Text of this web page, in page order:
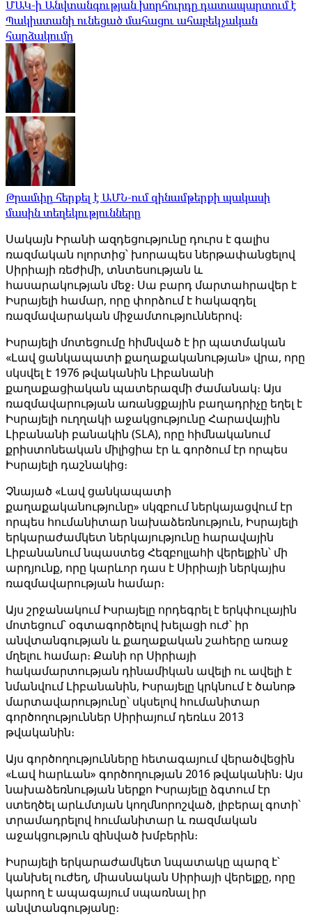
ՄԱԿ-ի Անվտանգության խորհուրդը դատապարտում է
Պակիստանի ունեցած մահացու ահաբեկչական
հարձակումը
Թրամփը հերքել է ԱՄՆ-ում զինամթերքի պակասի
մասին տեղեկությունները
Սակայն Իրանի ազդեցությունը դուրս է գալիս
ռազմական ոլորտից՝ խորապես ներթափանցելով
Սիրիայի ռեժիմի, տնտեսության և
հասարակության մեջ։ Սա բարդ մարտահրավեր է
Իսրայելի համար, որը փորձում է հակազդել
ռազմավարական միջամտություններով։
Իսրայելի մոտեցումը հիմնված է իր պատմական
«Լավ ցանկապատի քաղաքականության» վրա, որը
սկսվել է 1976 թվականին Լիբանանի
քաղաքացիական պատերազմի ժամանակ։ Այս
ռազմավարության առանցքային բաղադրիչը եղել է
Իսրայելի ուղղակի աջակցությունը Հարավային
Լիբանանի բանակին (SLA), որը հիմնականում
քրիստոնեական միլիցիա էր և գործում էր որպես
Իսրայելի դաշնակից։
Չնայած «Լավ ցանկապատի
քաղաքականությունը» սկզբում ներկայացվում էր
որպես հումանիտար նախաձեռնություն, Իսրայելի
երկարաժամկետ ներկայությունը հարավային
Լիբանանում նպաստեց Հեզբոլլահի վերելքին՝ մի
արդյունք, որը կարևոր դաս է Սիրիայի ներկայիս
ռազմավարության համար։
Այս շրջանակում Իսրայելը որդեգրել է երկփուլային
մոտեցում՝ օգտագործելով խելացի ուժ՝ իր
անվտանգության և քաղաքական շահերը առաջ
մղելու համար։ Քանի որ Սիրիայի
հակամարտության դինամիկան ավելի ու ավելի է
նմանվում Լիբանանին, Իսրայելը կրկնում է ծանոթ
մարտավարությունը՝ սկսելով հումանիտար
գործողություններ Սիրիայում դեռևս 2013
թվականին։
Այս գործողությունները հետագայում վերածվեցին
«Լավ հարևան» գործողության 2016 թվականին։ Այս
նախաձեռնության ներքո Իսրայելը ձգտում էր
ստեղծել արևմտյան կողմնորոշված, լիբերալ գոտի՝
տրամադրելով հումանիտար և ռազմական
աջակցություն զինված խմբերին։
Իսրայելի երկարաժամկետ նպատակը պարզ է՝
կանխել ուժեղ, միասնական Սիրիայի վերելքը, որը
կարող է ապագայում սպառնալ իր
անվտանգությանը։